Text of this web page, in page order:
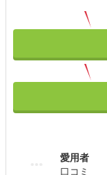
愛用者
口コミ